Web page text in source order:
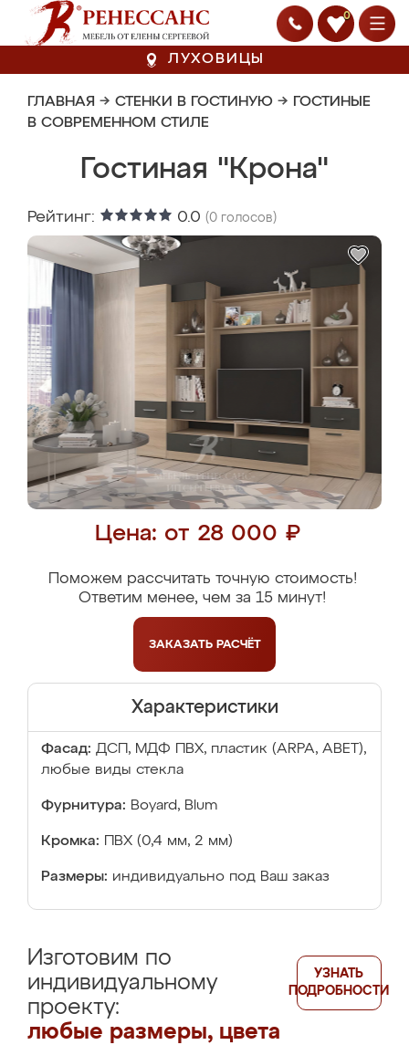
0
ЛУХОВИЦЫ
ГЛАВНАЯ → СТЕНКИ В ГОСТИНУЮ → ГОСТИНЫЕ
В СОВРЕМЕННОМ СТИЛЕ
Гостиная "Крона"
Рейтинг: 0.0 (0 голосов)
Цена: от 28 000 ₽
Поможем рассчитать точную стоимость!
Ответим менее, чем за 15 минут!
ЗАКАЗАТЬ РАСЧЁТ
Характеристики
Фасад: ДСП, МДФ ПВХ, пластик (ARPA, ABET),
любые виды стекла
Фурнитура: Boyard, Blum
Кромка: ПВХ (0,4 мм, 2 мм)
Размеры: индивидуально под Ваш заказ
Изготовим по
индивидуальному
проекту:
любые размеры, цвета
УЗНАТЬ
ПОДРОБНОСТИ